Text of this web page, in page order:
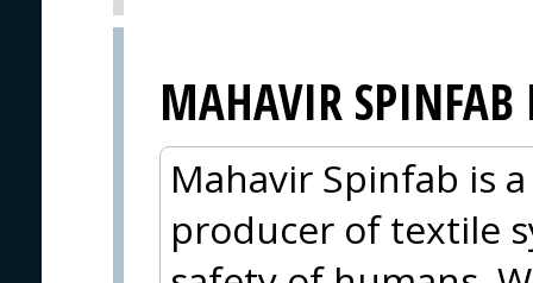
MAHAVIR
Mahavir Spinfab is
producer of textile